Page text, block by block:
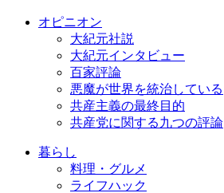
オピニオン
大紀元社説
大紀元インタビュー
百家評論
悪魔が世界を統治している
共産主義の最終目的
共産党に関する九つの評論
暮らし
料理・グルメ
ライフハック